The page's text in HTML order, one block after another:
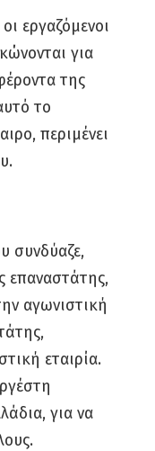
εργαζόμενοι
για
της
το
περιμένει
συνδύαζε,
επαναστάτης,
αγωνιστική
εταιρία.
για να